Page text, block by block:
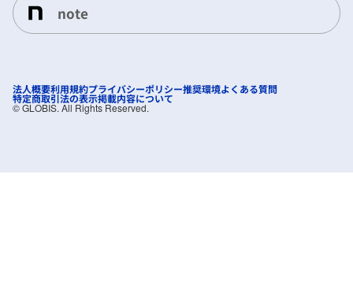
note
法人概要利用規約プライバシーポリシー推奨環境よくある質問
特定商取引法の表示掲載内容について
©︎ GLOBIS. All Rights Reserved.